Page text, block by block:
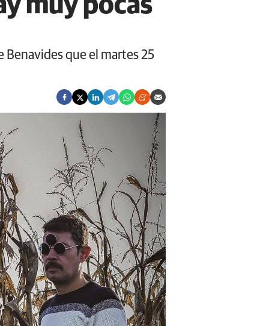
muy pocas
Benavides que el martes 25